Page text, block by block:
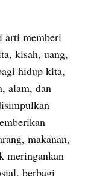
arti memberi
kisah, uang,
hidup kita,
alam, dan
makanan,
meringankan
berbagi